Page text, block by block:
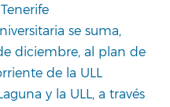
se suma,
diciembre, al plan de
de la ULL
y la ULL, a través